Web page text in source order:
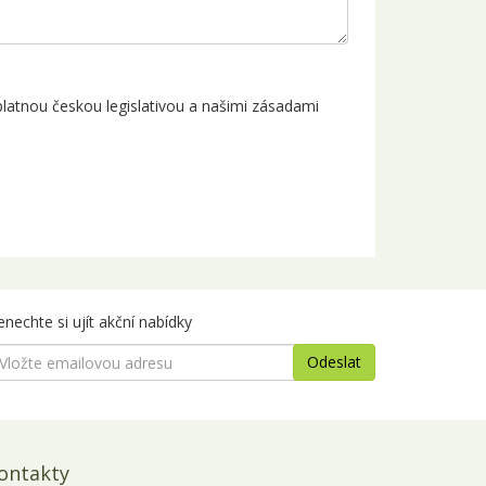
českou legislativou a našimi zásadami
si ujít akční nabídky